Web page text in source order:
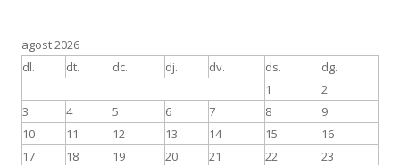
agost 2026
dl.
dt. dc. dj. dv. ds. dg.
1
2
3
4 5 6 7 8
9
10
11 12 13 14 15
16
17
18 19 20 21 22
23